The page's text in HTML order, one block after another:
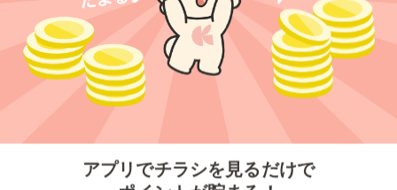
アプリでチラシを見るだけで
ポイントが貯まる！
無料アプリでポイントを貯める
今すぐアプリをダウンロードする
プライバシーポリシー